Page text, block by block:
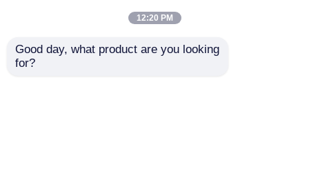
引用を要求しなさい
10kv 11kv 12kv 630A
12:20 PM
Good day, what product are you looking
for?